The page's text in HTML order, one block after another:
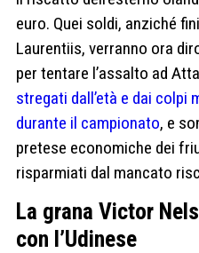
euro. Quei soldi, anziché
Laurentiis, verranno ora
per tentare l’assalto ad
stregati dall’età e dai
durante il campionato, e
pretese economiche dei
risparmiati dal mancato
La grana Victor
con l’Udinese